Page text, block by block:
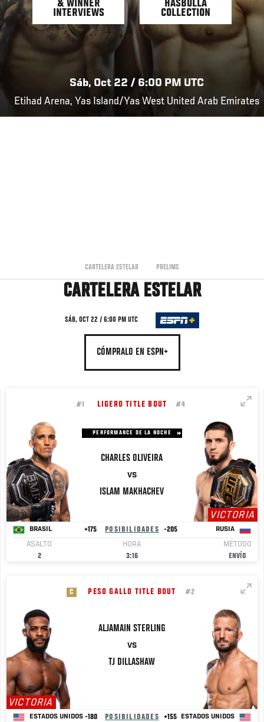
& WINNER
INTERVIEWS
HASBULLA
COLLECTION
Sáb, Oct 22 / 6:00 PM UTC
Etihad Arena, Yas Island/Yas West United Arab Emirates
CARTELERA ESTELAR PRELIMS
CARTELERA ESTELAR
SÁB, OCT 22 / 6:00 PM UTC
CÓMPRALO EN ESPN+
#1 LIGERO TITLE BOUT #4
PERFORMANCE DE LA NOCHE
CHARLES OLIVEIRA
VS
ISLAM MAKHACHEV
VICTORIA
BRASIL +175 POSIBILIDADES -205 RUSIA
ASALTO
2
HORA
3:16
MÉTODO
ENVÍO
C PESO GALLO TITLE BOUT #2
VICTORIA
ALJAMAIN STERLING
VS
TJ DILLASHAW
ESTADOS UNIDOS -180 POSIBILIDADES +155 ESTADOS UNIDOS